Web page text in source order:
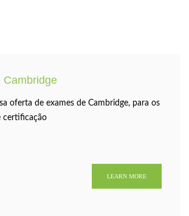
Cambridge
oferta de exames de Cambridge, para os
certificação
LEARN MORE